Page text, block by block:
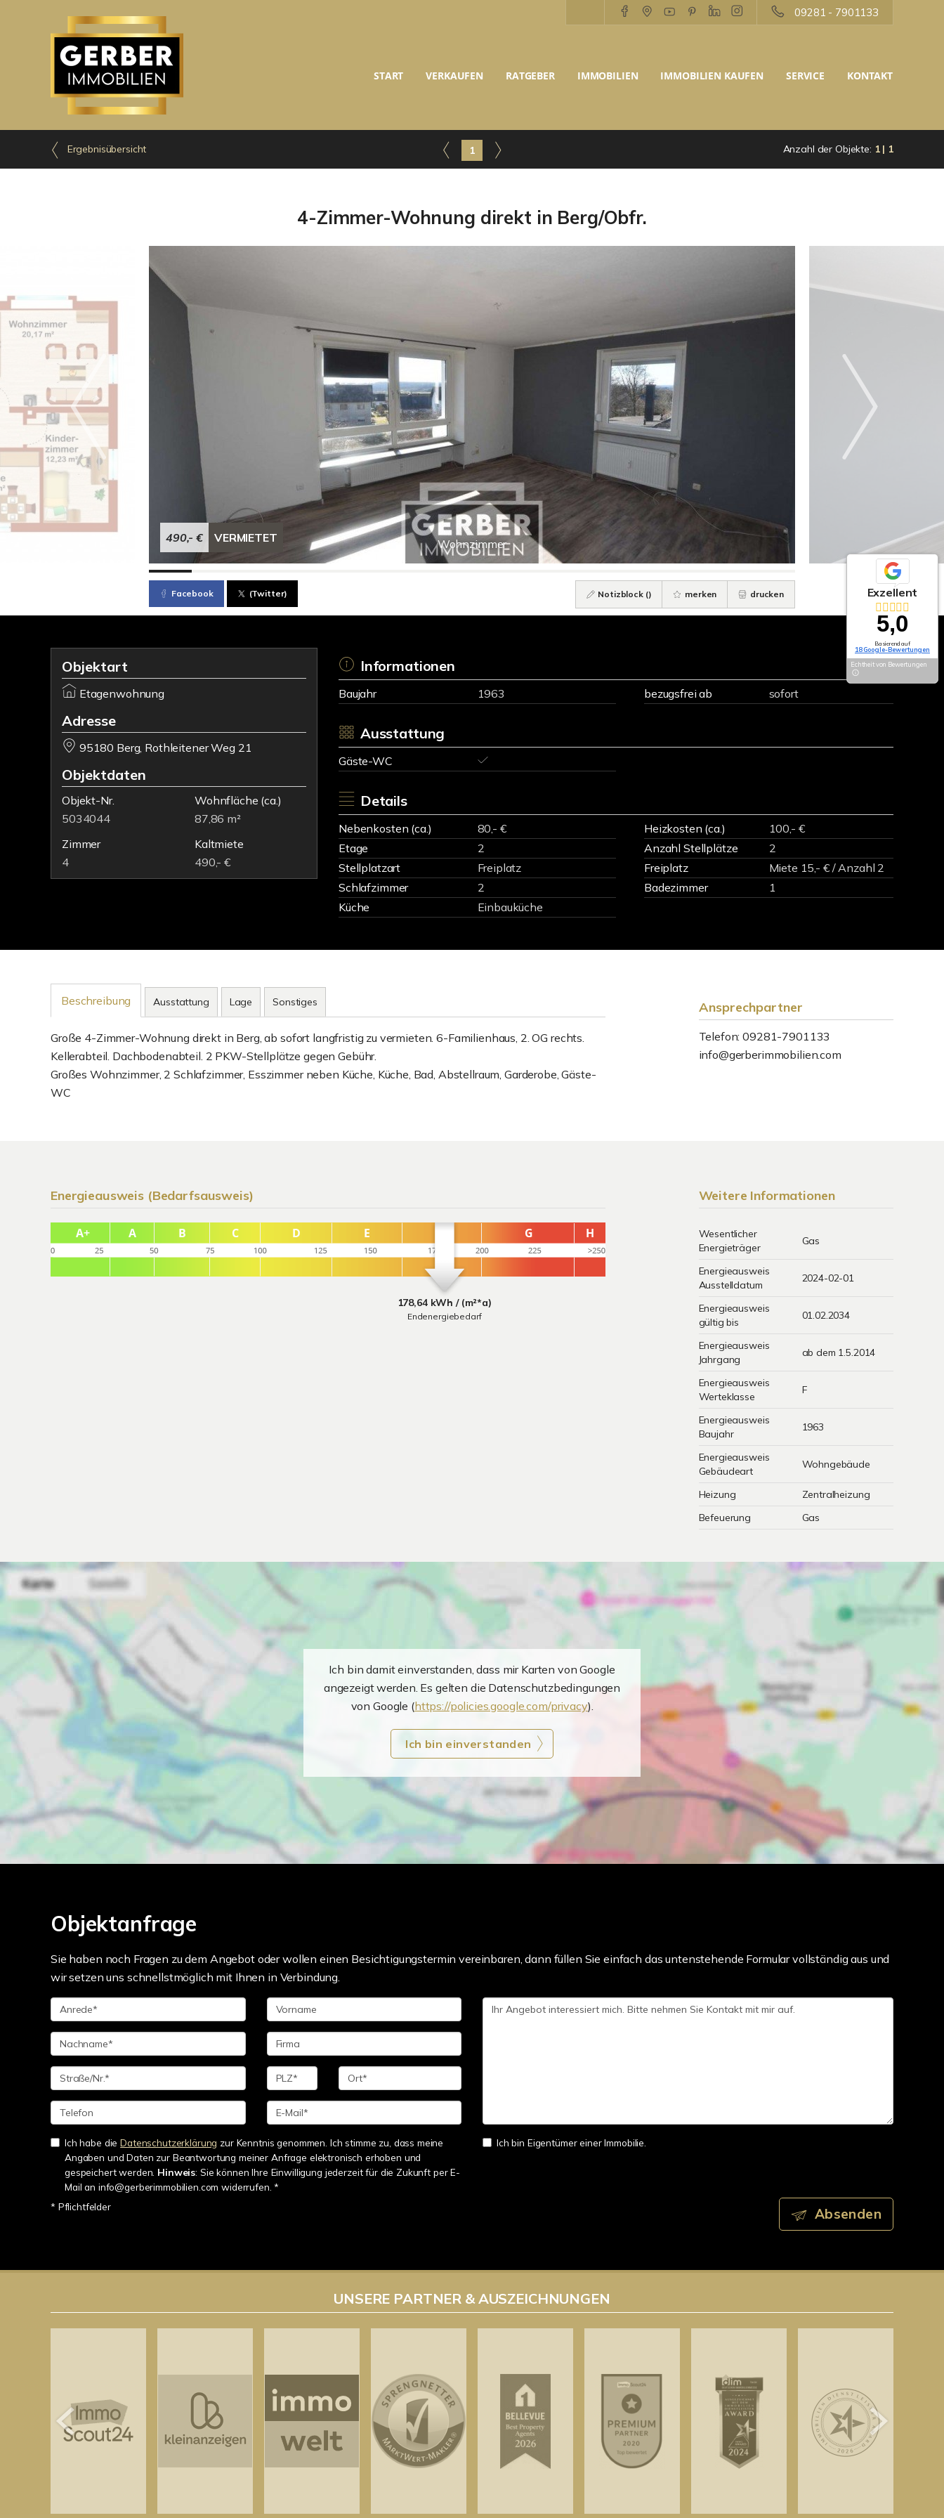
09281 - 7901133
START VERKAUFEN RATGEBER IMMOBILIEN IMMOBILIEN KAUFEN SERVICE KONTAKT
Ergebnisübersicht 1 Anzahl der Objekte: 1 | 1
4-Zimmer-Wohnung direkt in Berg/Obfr.
Wohnzimmer
490,- € VERMIETET
Facebook (Twitter) Notizblock () merken drucken
Objektart
Etagenwohnung
Adresse
95180 Berg, Rothleitener Weg 21
Objektdaten
Objekt-Nr.
5034044
Wohnfläche (ca.)
87,86 m²
Zimmer
4
Kaltmiete
490,- €
Informationen
Baujahr 1963 bezugsfrei ab sofort
Ausstattung
Gäste-WC
Details
Nebenkosten (ca.) 80,- € Heizkosten (ca.)
100,- €
Etage
2 Anzahl Stellplätze
2
Stellplatzart
Freiplatz Freiplatz
Miete 15,- € / Anzahl 2
Schlafzimmer
2 Badezimmer
1
Küche
Einbauküche
Beschreibung Ausstattung Lage Sonstiges
Große 4-Zimmer-Wohnung direkt in Berg, ab sofort langfristig zu vermieten. 6-Familienhaus, 2. OG rechts.
Kellerabteil. Dachbodenabteil. 2 PKW-Stellplätze gegen Gebühr.
Großes Wohnzimmer, 2 Schlafzimmer, Esszimmer neben Küche, Küche, Bad, Abstellraum, Garderobe, Gäste-
WC
Ansprechpartner
Telefon: 09281-7901133
info@gerberimmobilien.com
Energieausweis (Bedarfsausweis)
178,64 kWh / (m²*a)
Endenergiebedarf
Weitere Informationen
Wesentlicher
Energieträger
Gas
Energieausweis
Ausstelldatum
2024-02-01
Energieausweis
gültig bis
01.02.2034
Energieausweis
Jahrgang
ab dem 1.5.2014
Energieausweis
Werteklasse
F
Energieausweis
Baujahr
1963
Energieausweis
Gebäudeart
Wohngebäude
Heizung
Zentralheizung
Befeuerung
Gas
Ich bin damit einverstanden, dass mir Karten von Google
angezeigt werden. Es gelten die Datenschutzbedingungen
von Google (https://policies.google.com/privacy).
Ich bin einverstanden
Objektanfrage
Sie haben noch Fragen zu dem Angebot oder wollen einen Besichtigungstermin vereinbaren, dann füllen Sie einfach das untenstehende Formular vollständig aus und
wir setzen uns schnellstmöglich mit Ihnen in Verbindung.
Ich habe dieDatenschutzerklärung zur Kenntnis genommen. Ich stimme zu, dass meine
Angaben und Daten zur Beantwortung meiner Anfrage elektronisch erhoben und
gespeichert werden. Hinweis: Sie können Ihre Einwilligung jederzeit für die Zukunft per E-
Mail an info@gerberimmobilien.com widerrufen. *
Ich bin Eigentümer einer Immobilie.
* Pflichtfelder Absenden
Exzellent
5,0
Basierend auf
18 Google-Bewertungen
Echtheit von Bewertungen
UNSERE PARTNER & AUSZEICHNUNGEN